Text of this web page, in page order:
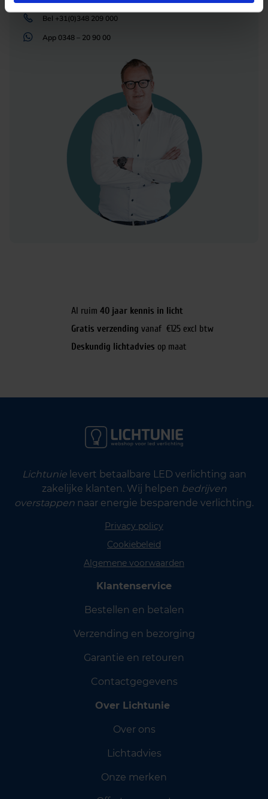
Bel +31(0)348 209 000
App 0348 – 20 90 00
Al ruim 40 jaar kennis in licht
Gratis verzending vanaf €125 excl btw
Deskundig lichtadvies op maat
Lichtunielevert betaalbare LED verlichting aan
zakelijke klanten. Wij helpen bedrijven
overstappen naar energie besparende verlichting.
Privacy policy
Cookiebeleid
Algemene voorwaarden
Klantenservice
Bestellen en betalen
Verzending en bezorging
Garantie en retouren
Contactgegevens
Over Lichtunie
Over ons
Lichtadvies
Onze merken